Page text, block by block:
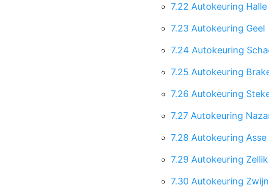
7.22 Autokeuring Halle
7.23 Autokeuring Geel
7.24 Autokeuring
7.25 Autokeuring
7.26 Autokeuring
7.27 Autokeuring
7.28 Autokeuring Asse
7.29 Autokeuring Zellik
7.30 Autokeuring